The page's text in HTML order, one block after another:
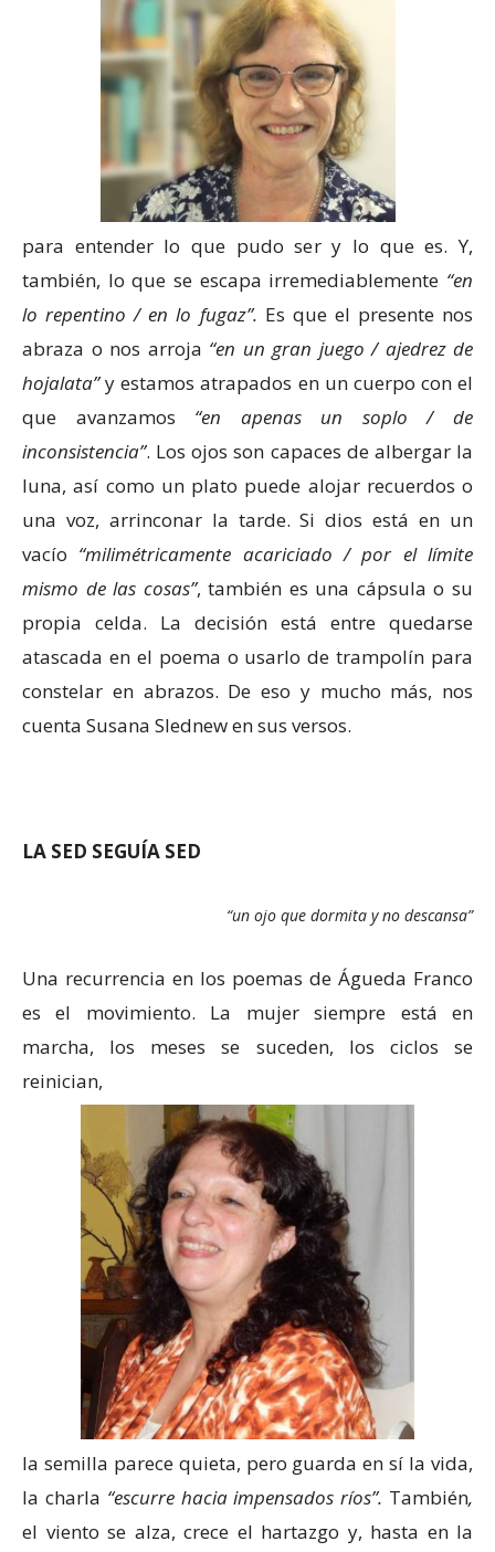
para entender lo que pudo ser y lo que es. Y,
también, lo que se escapa irremediablemente “en
lo repentino / en lo fugaz”. Es que el presente nos
abraza o nos arroja “en un gran juego / ajedrez de
hojalata”y estamos atrapados en un cuerpo con el
que avanzamos “en apenas un soplo / de
inconsistencia”. Los ojos son capaces de albergar la
luna, así como un plato puede alojar recuerdos o
una voz, arrinconar la tarde. Si dios está en un
vacío “milimétricamente acariciado / por el límite
mismo de las cosas”, también es una cápsula o su
propia celda. La decisión está entre quedarse
atascada en el poema o usarlo de trampolín para
constelar en abrazos. De eso y mucho más, nos
cuenta Susana Slednew en sus versos.
LA SED SEGUÍA SED
“un ojo que dormita y no descansa”
Una recurrencia en los poemas de Águeda Franco
es el movimiento. La mujer siempre está en
marcha, los meses se suceden, los ciclos se
reinician,
la semilla parece quieta, pero guarda en sí la vida,
la charla “escurre hacia impensados ríos”. También,
el viento se alza, crece el hartazgo y, hasta en la